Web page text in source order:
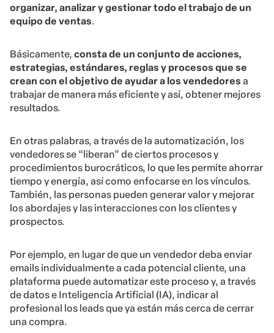
organizar, analizar y gestionar todo el trabajo de un
equipo de ventas.
Básicamente, consta de un conjunto de acciones,
estrategias, estándares, reglas y procesos que se
crean con el objetivo de ayudar a los vendedores a
trabajar de manera más eficiente y así, obtener mejores
resultados.
En otras palabras, a través de la automatización, los
vendedores se “liberan” de ciertos procesos y
procedimientos burocráticos, lo que les permite ahorrar
tiempo y energía, así como enfocarse en los vínculos.
También, las personas pueden generar valor y mejorar
los abordajes y las interacciones con los clientes y
prospectos.
Por ejemplo, en lugar de que un vendedor deba enviar
emails individualmente a cada potencial cliente, una
plataforma puede automatizar este proceso y, a través
de datos e Inteligencia Artificial (IA), indicar al
profesional los leads que ya están más cerca de cerrar
una compra.